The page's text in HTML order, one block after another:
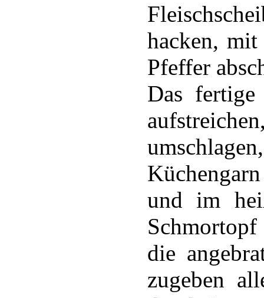
hacken,
Pfeffer
Das
und im
die
zugeben